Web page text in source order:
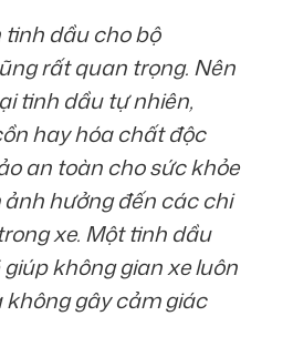
tinh dầu cho bộ
rất quan trọng. Nên
tinh dầu tự nhiên,
hay hóa chất độc
an toàn cho sức khỏe
hưởng đến các chi
xe. Một tinh dầu
không gian xe luôn
gây cảm giác